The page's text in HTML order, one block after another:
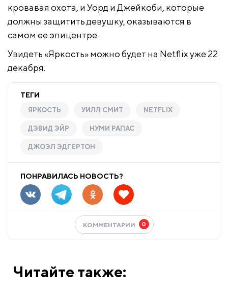
кровавая охота, и Уорд и Джейкоби, которые
должны защитить девушку, оказываются в
самом ее эпицентре.
Увидеть «Яркость» можно будет на Netflix уже 22
декабря.
ТЕГИ
ЯРКОСТЬ УИЛЛ СМИТ NETFLIX
ДЭВИД ЭЙР НУМИ РАПАС
ДЖОЭЛ ЭДГЕРТОН
ПОНРАВИЛАСЬ НОВОСТЬ?
КОММЕНТАРИИ 0
Читайте также: